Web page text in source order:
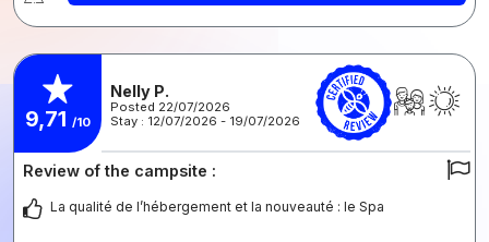
9,71 /10
Nelly P.
Posted 22/07/2026
Stay : 12/07/2026 - 19/07/2026
Review of the campsite :
La qualité de l’hébergement et la nouveauté : le Spa